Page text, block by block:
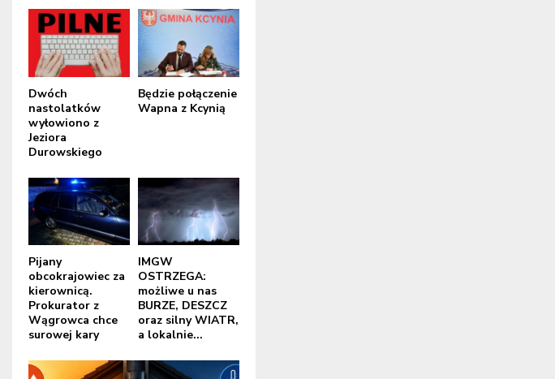
Dwóch
nastolatków
wyłowiono z
Jeziora
Durowskiego
Będzie połączenie
Wapna z Kcynią
Pijany
obcokrajowiec za
kierownicą.
Prokurator z
Wągrowca chce
surowej kary
IMGW
OSTRZEGA:
możliwe u nas
BURZE, DESZCZ
oraz silny WIATR,
a lokalnie...